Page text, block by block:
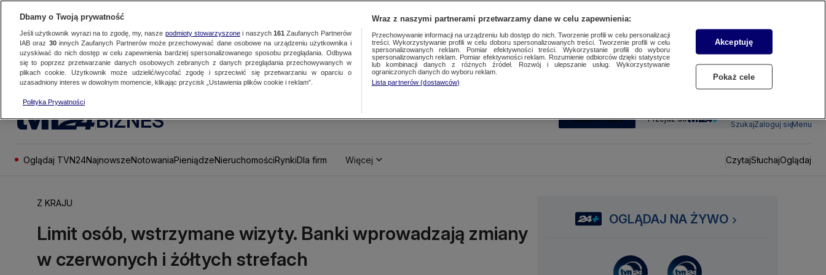
BIZNES SUBSKRYBUJ Przejdź do
SzukajZaloguj sięMenu
Oglądaj TVN24NajnowszeNotowaniaPieniądzeNieruchomościRynkiDla firm Więcej CzytajSłuchajOglądaj
Z KRAJU
Limit osób, wstrzymane wizyty. Banki wprowadzają zmiany
w czerwonych i żółtych strefach
OGLĄDAJ NA ŻYWO
Dbamy o Twoją prywatność
Jeśli użytkownik wyrazi na to zgodę, my, nasze podmioty stowarzyszonei naszych 161 Zaufanych Partnerów
IAB oraz 30innych Zaufanych Partnerów może przechowywać dane osobowe na urządzeniu użytkownika i
uzyskiwać do nich dostęp w celu zapewnienia bardziej spersonalizowanego sposobu przeglądania. Odbywa
się to poprzez przetwarzanie danych osobowych zebranych z danych przeglądania przechowywanych w
plikach cookie. Użytkownik może udzielić/wycofać zgodę i sprzeciwić się przetwarzaniu w oparciu o
uzasadniony interes w dowolnym momencie, klikając przycisk „Ustawienia plików cookie i reklam”.
Polityka Prywatności
Wraz z naszymi partnerami przetwarzamy dane w celu zapewnienia:
Przechowywanie informacji na urządzeniu lub dostęp do nich. Tworzenie profili w celu personalizacji
treści. Wykorzystywanie profili w celu doboru spersonalizowanych treści. Tworzenie profili w celu
spersonalizowanych reklam. Pomiar efektywności treści. Wykorzystanie profili do wyboru
spersonalizowanych reklam. Pomiar efektywności reklam. Rozumienie odbiorców dzięki statystyce
lub kombinacji danych z różnych źródeł. Rozwój i ulepszanie usług. Wykorzystywanie
ograniczonych danych do wyboru reklam.
Lista partnerów (dostawców)
Akceptuję
Pokaż cele